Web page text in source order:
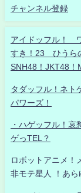
チャンネル登録
アイドッフル！
すき！23 ひうら
SNH48！JKT48！
タダッフル！ネト
パワーズ！
・ハゲッフル！
ゲっTEL？
ロボットアニメ！
非モテ星人 ！あら